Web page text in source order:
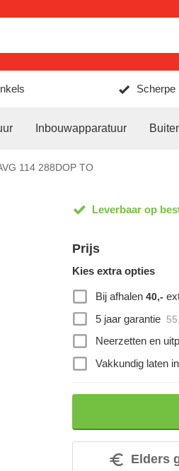
Scherpe
Inbouwapparatuur
114 288DOP TO
Leverbaar op
Prijs
Kies extra opties
Bij afhalen 40,-
5 jaar garantie
Neerzetten en
Vakkundig laten
Elders